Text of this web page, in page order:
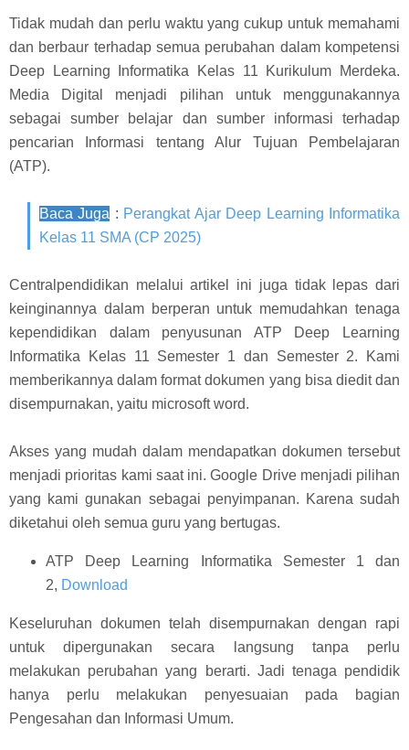
Tidak mudah dan perlu waktu yang cukup untuk memahami
dan berbaur terhadap semua perubahan dalam kompetensi
Deep Learning Informatika Kelas 11 Kurikulum Merdeka.
Media Digital menjadi pilihan untuk menggunakannya
sebagai sumber belajar dan sumber informasi terhadap
pencarian Informasi tentang Alur Tujuan Pembelajaran
(ATP).
Baca Juga : Perangkat Ajar Deep Learning Informatika
Kelas 11 SMA (CP 2025)
Centralpendidikan melalui artikel ini juga tidak lepas dari
keinginannya dalam berperan untuk memudahkan tenaga
kependidikan dalam penyusunan ATP Deep Learning
Informatika Kelas 11 Semester 1 dan Semester 2. Kami
memberikannya dalam format dokumen yang bisa diedit dan
disempurnakan, yaitu microsoft word.
Akses yang mudah dalam mendapatkan dokumen tersebut
menjadi prioritas kami saat ini. Google Drive menjadi pilihan
yang kami gunakan sebagai penyimpanan. Karena sudah
diketahui oleh semua guru yang bertugas.
ATP Deep Learning Informatika Semester 1 dan
2, Download
Keseluruhan dokumen telah disempurnakan dengan rapi
untuk dipergunakan secara langsung tanpa perlu
melakukan perubahan yang berarti. Jadi tenaga pendidik
hanya perlu melakukan penyesuaian pada bagian
Pengesahan dan Informasi Umum.